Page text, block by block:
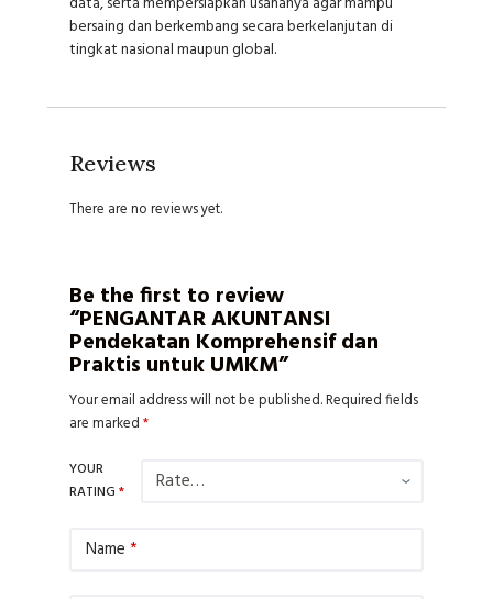
bersaing dan berkembang secara berkelanjutan di
tingkat nasional maupun global.
Reviews
There are no reviews yet.
Be the first to review
“PENGANTAR AKUNTANSI
Pendekatan Komprehensif dan
Praktis untuk UMKM”
Your email address will not be published.Required fields
are marked*
YOUR
RATING *
Name *